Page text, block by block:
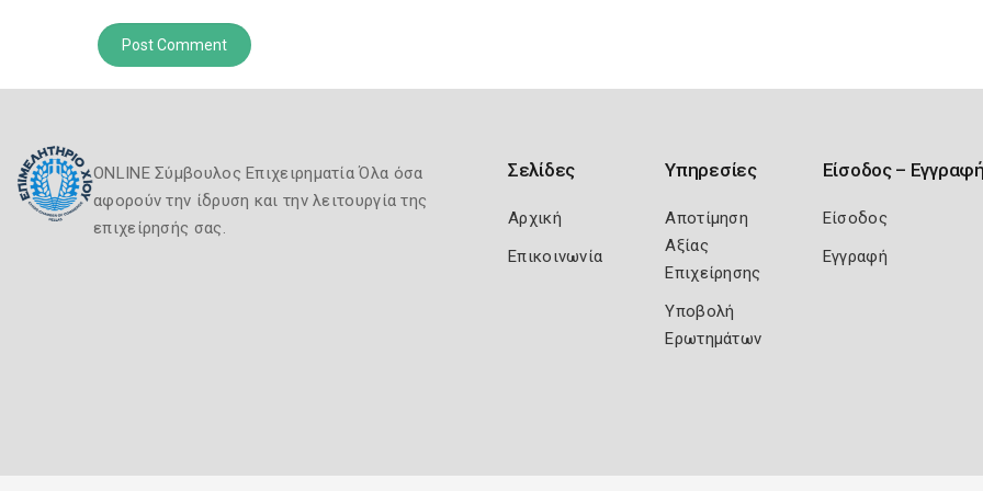
ONLINE Σύμβουλος Επιχειρηματία Όλα όσα
αφορούν την ίδρυση και την λειτουργία της
επιχείρησής σας.
Σελίδες
Αρχική
Επικοινωνία
Υπηρεσίες
Αποτίμηση
Αξίας
Επιχείρησης
Υποβολή
Ερωτημάτων
Είσοδος –
Είσοδος
Εγγραφή